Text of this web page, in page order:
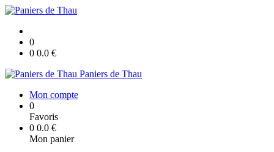
0
0 0.0 €
Paniers de Thau
Mon compte
0
Favoris
0 0.0 €
Mon panier